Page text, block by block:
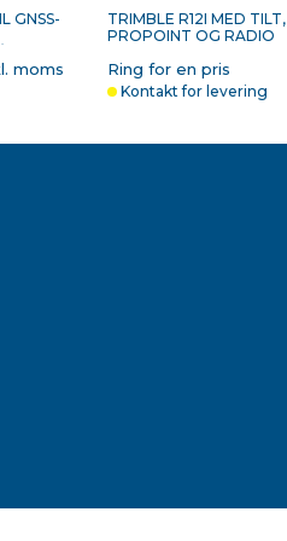
GNSS-
moms
TRIMBLE R12I MED TILT,
PROPOINT OG RADIO
Ring for en pris
Kontakt for levering